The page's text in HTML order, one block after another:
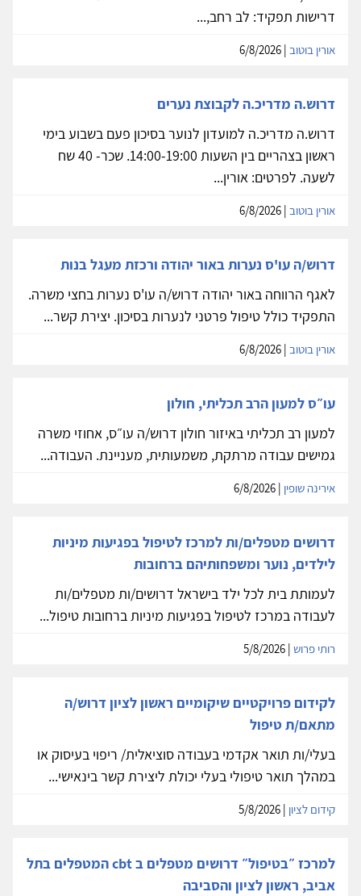
דרישות תפקיד: לב רחב,...
אורין בוטוב
דרוש.ה מדריכ.ה לקבוצת נערים
דרוש.ה מדריכ.ה למועדון לנוער בסיכון פעם בשבוע בימי
ראשון בצהריים בין השעות 14:00-19:00. שכר- 40 שח
לשעה. לפרטים: אורין...
אורין בוטוב
דרוש/ה עו'ס נערות באור יהודה ורכזת מעגל בנות
לאגף הרווחה באור יהודה דרוש/ה עו'ס נערות בחצי משרה.
התפקיד כולל טיפול פרטני לנערות בסיכון. יצירת קשר...
אורין בוטוב
עו״ס למעון הרב תכליתי, חולון
למעון רב תכליתי באיזור חולון דרוש/ה עו״ס, אחוזי משרה
גמישים עבודה מרתקת, משמעותית, מעניינת. העבודה...
אירינה שופין
דרושים מטפלים/ות למרכז לטיפול בפגיעות מיניות
לילדים, נוער ומשפחותיהם ברחובות
לעמותת בית לכל ילד בישראל דרושים/ות מטפלים/ות
לעבודה במרכז לטיפול בפגיעות מיניות ברחובות טיפול...
רותי פרוש
לקידום פרויקטיים שיקומיים ראשון לציון דרוש/ה
מתאם/ת טיפול
בעלי/ות תואר אקדמי בעבודה סוציאלית/ ריפוי בעיסוק או
במהלך תואר טיפולי בעלי יכולת ליצירת קשר בינאישי...
קידום לציון
למרכז ״בטיפול״ דרושים מטפלים ב cbt המטפלים בתל
אביב, ראשון לציון והסביבה